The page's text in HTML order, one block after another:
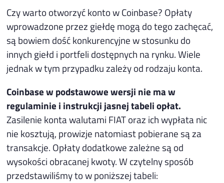
Czy warto otworzyć konto w Coinbase? Opłaty
wprowadzone przez giełdę mogą do tego zachęcać,
są bowiem dość konkurencyjne w stosunku do
innych giełd i portfeli dostępnych na rynku. Wiele
jednak w tym przypadku zależy od rodzaju konta.
Coinbase w podstawowe wersji nie ma w
regulaminie i instrukcji jasnej tabeli opłat.
Zasilenie konta walutami FIAT oraz ich wypłata nic
nie kosztują, prowizje natomiast pobierane są za
transakcje. Opłaty dodatkowe zależne są od
wysokości obracanej kwoty. W czytelny sposób
przedstawiliśmy to w poniższej tabeli: